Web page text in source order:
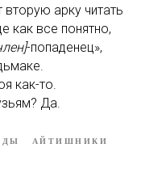
арку читать
как все понятно,
-попаденец»,
как-то.
Да.
АЙТИШНИКИ